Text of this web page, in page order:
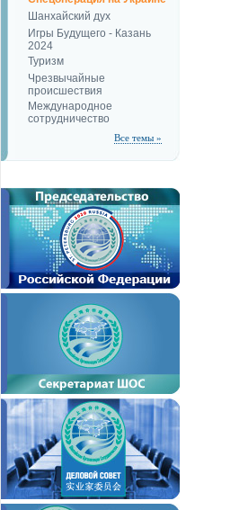
Шанхайский дух
Игры Будущего - Казань
2024
Туризм
Чрезвычайные
происшествия
Международное
сотрудничество
Все темы »